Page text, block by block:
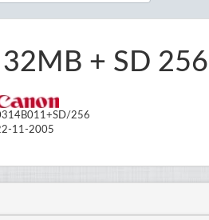
+ SD 256
256
11-2005